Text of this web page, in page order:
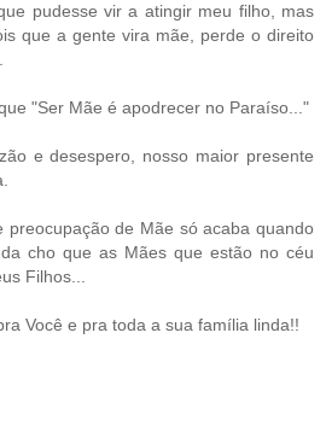
pudesse vir a atingir meu filho, mas
que a gente vira mãe, perde o direito
"Ser Mãe é apodrecer no Paraíso..."
e desespero, nosso maior presente
preocupação de Mãe só acaba quando
cho que as Mães que estão no céu
Filhos...
Você e pra toda a sua família linda!!